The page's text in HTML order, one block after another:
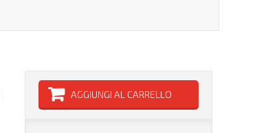
AGGIUNGI AL CARRELLO